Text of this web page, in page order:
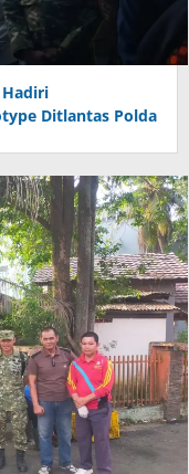
Hadiri
Ditlantas Polda